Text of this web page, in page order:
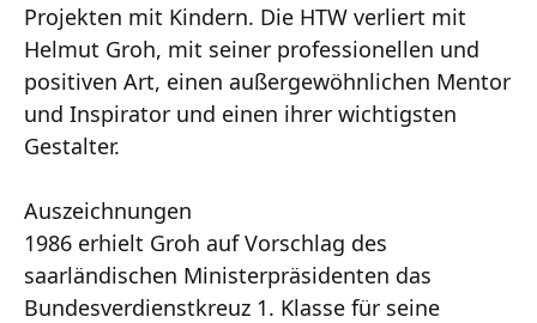
Projekten mit Kindern. Die HTW verliert mit
Helmut Groh, mit seiner professionellen und
positiven Art, einen außergewöhnlichen Mentor
und Inspirator und einen ihrer wichtigsten
Gestalter.
Auszeichnungen
1986 erhielt Groh auf Vorschlag des
saarländischen Ministerpräsidenten das
Bundesverdienstkreuz 1. Klasse für seine